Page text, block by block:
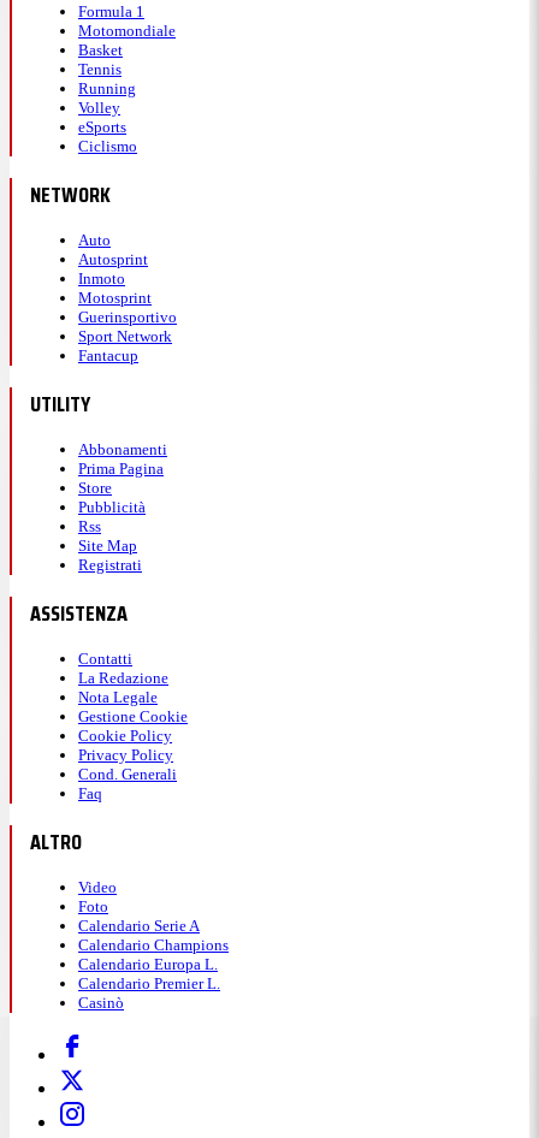
Formula 1
Motomondiale
Basket
Tennis
Running
Volley
eSports
Ciclismo
NETWORK
Auto
Autosprint
Inmoto
Motosprint
Guerinsportivo
Sport Network
Fantacup
UTILITY
Abbonamenti
Prima Pagina
Store
Pubblicità
Rss
Site Map
Registrati
ASSISTENZA
Contatti
La Redazione
Nota Legale
Gestione Cookie
Cookie Policy
Privacy Policy
Cond. Generali
Faq
ALTRO
Video
Foto
Calendario Serie A
Calendario Champions
Calendario Europa L.
Calendario Premier L.
Casinò